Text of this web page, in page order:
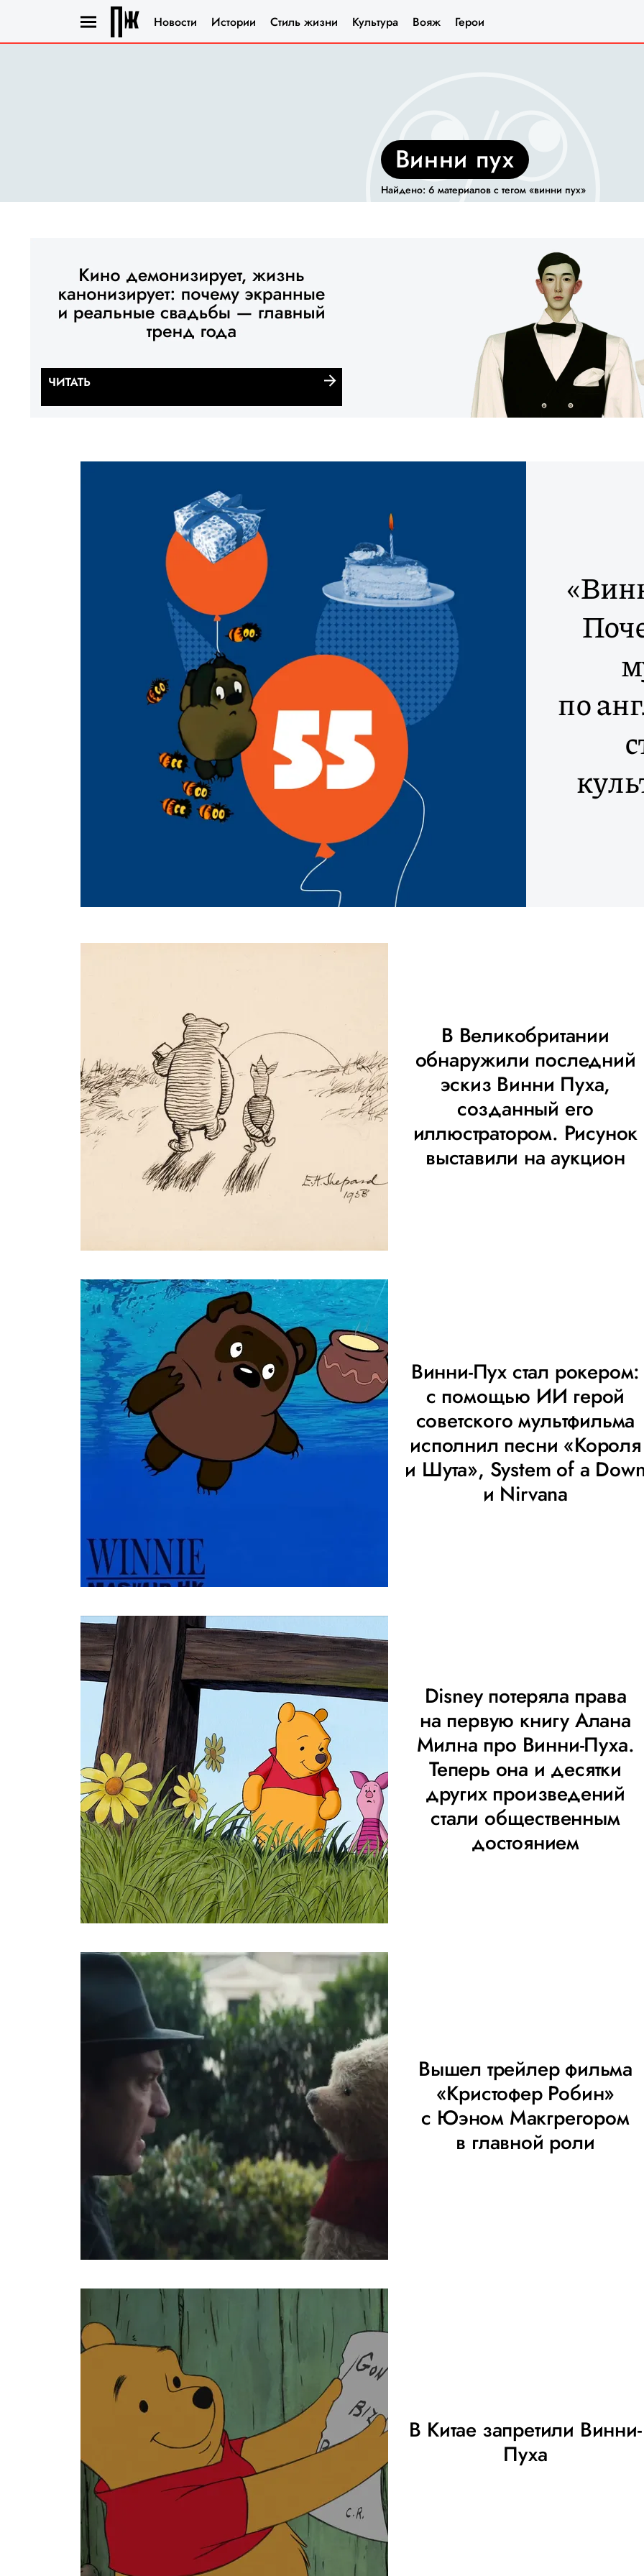
Новости Истории Стиль жизни Культура Вояж Герои
винни пух
Найдено: 6 материалов с тегом «винни пух»
по
В Великобритании
обнаружили последний
эскиз Винни Пуха,
созданный его
иллюстратором. Рисунок
выставили на аукцион
Винни-Пух стал рокером:
с помощью ИИ герой
советского мультфильма
исполнил песни «Короля
и Шута», System of a
и Nirvana
Disney потеряла права
на первую книгу Алана
Милна про Винни-Пуха.
Теперь она и десятки
других произведений
стали общественным
достоянием
Вышел трейлер фильма
«Кристофер Робин»
с Юэном Макгрегором
в главной роли
В Китае запретили Винни-
Пуха